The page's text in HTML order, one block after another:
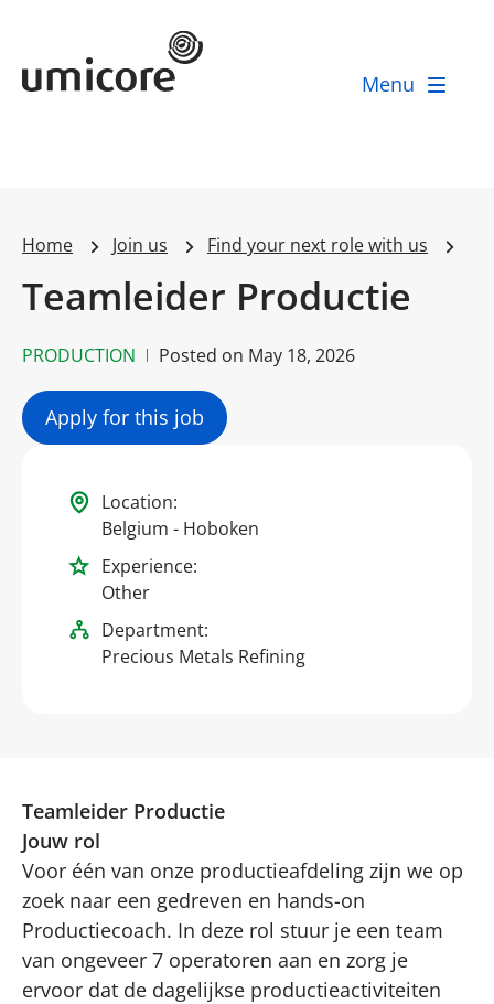
Umicore Homepage
Menu
Home Join us Find your next role with us
Teamleider Productie
PRODUCTION Posted on May 18, 2026
Apply for this job
Location:
Belgium - Hoboken
Experience:
Other
Department:
Precious Metals Refining
Teamleider Productie
Jouw rol
Voor één van onze productieafdeling zijn we op
zoek naar een gedreven en hands-on
Productiecoach. In deze rol stuur je een team
van ongeveer 7 operatoren aan en zorg je
ervoor dat de dagelijkse productieactiviteiten